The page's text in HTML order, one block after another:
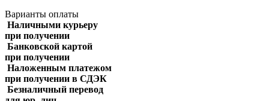
Варианты оплаты
Наличными курьеру
при получении
Банковской картой
при получении
Наложенным платежом
при получении в СДЭК
Безналичный перевод